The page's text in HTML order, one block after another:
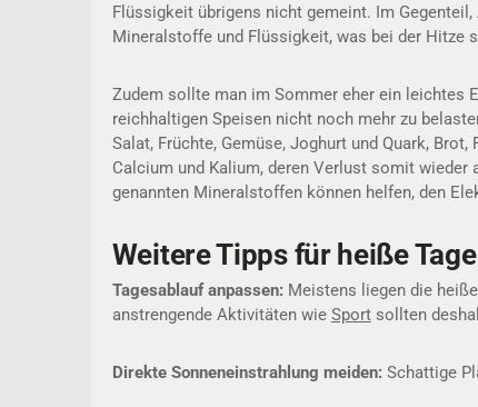
Flüssigkeit übrigens nicht gemeint. Im
Mineralstoffe und Flüssigkeit, was bei der Hitze
Zudem sollte man im Sommer eher ein leichtes
reichhaltigen Speisen nicht noch mehr zu
Salat, Früchte, Gemüse, Joghurt und Quark,
Calcium und Kalium, deren Verlust somit
genannten Mineralstoffen können helfen, den
Weitere Tipps für heiße Tage
Tagesablauf anpassen:Meistens liegen die
anstrengende Aktivitäten wie Sportsollten
Direkte Sonneneinstrahlung meiden:Schattige